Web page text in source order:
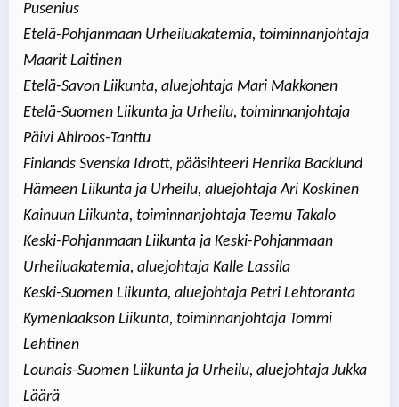
Pusenius
Etelä-Pohjanmaan Urheiluakatemia, toiminnanjohtaja
Maarit Laitinen
Etelä-Savon Liikunta, aluejohtaja Mari Makkonen
Etelä-Suomen Liikunta ja Urheilu, toiminnanjohtaja
Päivi Ahlroos-Tanttu
Finlands Svenska Idrott, pääsihteeri Henrika Backlund
Hämeen Liikunta ja Urheilu, aluejohtaja Ari Koskinen
Kainuun Liikunta, toiminnanjohtaja Teemu Takalo
Keski-Pohjanmaan Liikunta ja Keski-Pohjanmaan
Urheiluakatemia, aluejohtaja Kalle Lassila
Keski-Suomen Liikunta, aluejohtaja Petri Lehtoranta
Kymenlaakson Liikunta, toiminnanjohtaja Tommi
Lehtinen
Lounais-Suomen Liikunta ja Urheilu, aluejohtaja Jukka
Läärä